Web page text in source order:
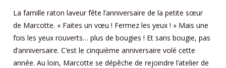
La famille raton laveur fête l’anniversaire de la petite sœur
de Marcotte. « Faites un vœu ! Fermez les yeux ! » Mais une
fois les yeux rouverts… plus de bougies ! Et sans bougie, pas
d’anniversaire. C’est le cinquième anniversaire volé cette
année. Au loin, Marcotte se dépêche de rejoindre l’atelier de